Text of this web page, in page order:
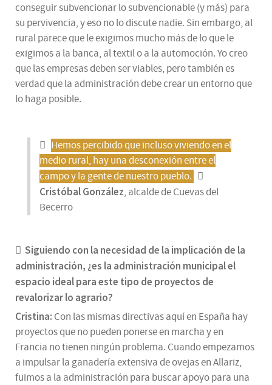
conseguir subvencionar lo subvencionable (y más) para
su pervivencia, y eso no lo discute nadie. Sin embargo, al
rural parece que le exigimos mucho más de lo que le
exigimos a la banca, al textil o a la automoción. Yo creo
que las empresas deben ser viables, pero también es
verdad que la administración debe crear un entorno que
lo haga posible.
Hemos percibido que incluso viviendo en el
medio rural, hay una desconexión entre el
campo y la gente de nuestro pueblo.
Cristóbal González, alcalde de Cuevas del
Becerro
Siguiendo con la necesidad de la implicación de la
administración, ¿es la administración municipal el
espacio ideal para este tipo de proyectos de
revalorizar lo agrario?
Cristina: Con las mismas directivas aquí en España hay
proyectos que no pueden ponerse en marcha y en
Francia no tienen ningún problema. Cuando empezamos
a impulsar la ganadería extensiva de ovejas en Allariz,
fuimos a la administración para buscar apoyo para una